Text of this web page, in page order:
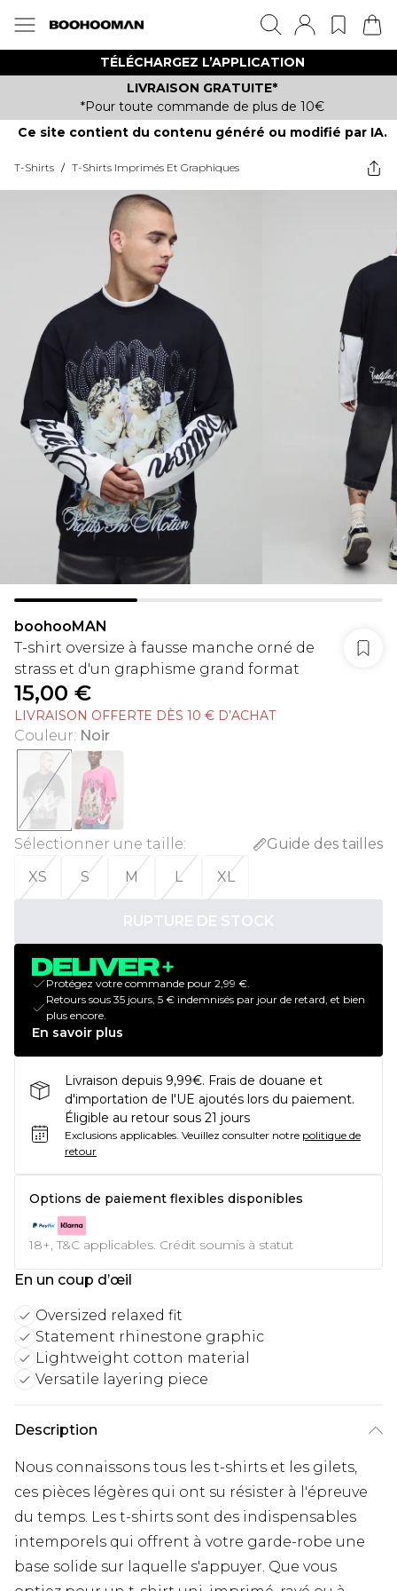
TÉLÉCHARGEZ L’APPLICATION
LIVRAISON GRATUITE*
*Pour toute commande de plus de 10€
Ce site contient du contenu généré ou modifié par IA.
T-Shirts / T-Shirts Imprimés Et Graphiques
boohooMAN
T-shirt oversize à fausse manche orné de
strass et d'un graphisme grand format
15,00 €
LIVRAISON OFFERTE DÈS 10 € D’ACHAT
Couleur: Noir
Sélectionner une taille:
Guide des tailles
XS
S M L XL
RUPTURE DE STOCK
Protégez votre commande pour 2,99 €.
Retours sous 35 jours, 5 € indemnisés par jour de retard, et bien
plus encore.
En savoir plus
Livraison depuis 9,99€. Frais de douane et
d'importation de l'UE ajoutés lors du paiement.
Éligible au retour sous 21 jours
Exclusions applicables. Veuillez consulter notre politique de
retour
Options de paiement flexibles disponibles
18+, T&C applicables. Crédit soumis à statut
En un coup d’œil
Oversized relaxed fit
Statement rhinestone graphic
Lightweight cotton material
Versatile layering piece
Description
Nous connaissons tous les t-shirts et les gilets,
ces pièces légères qui ont su résister à l'épreuve
du temps. Les t-shirts sont des indispensables
intemporels qui offrent à votre garde-robe une
base solide sur laquelle s'appuyer. Que vous